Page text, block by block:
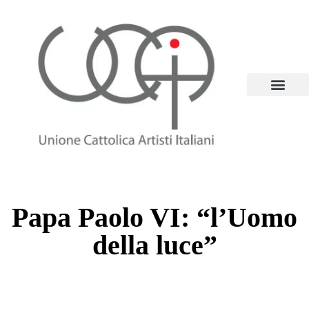
Papa Paolo VI: “l’Uomo
della luce”